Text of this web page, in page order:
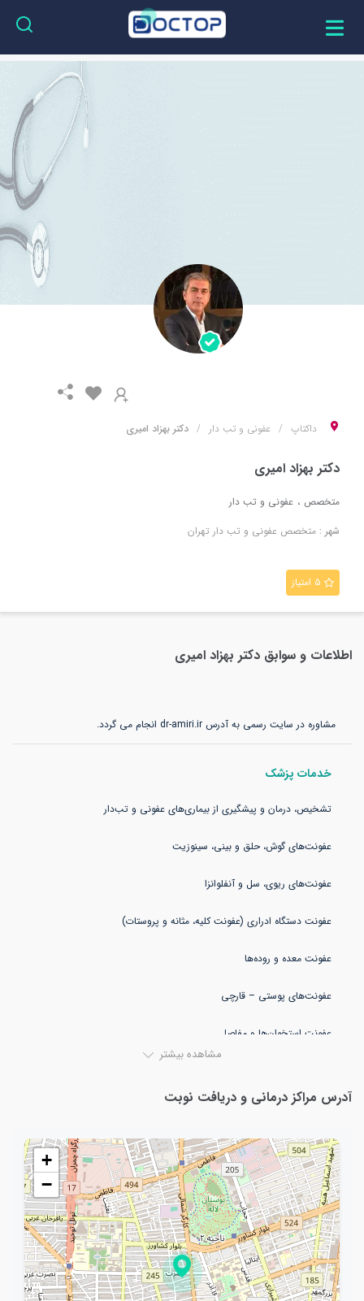
داکتاپ عفونی و تب دار دکتر بهزاد امیری
دکتر بهزاد امیری
متخصص
عفونی و تب دار
شهر : متخصص عفونی و تب دار تهران
۵ امتیاز
اطلاعات و سوابق دکتر بهزاد امیری
مشاوره در سایت رسمی به آدرس dr-amiri.ir انجام می گردد.
خدمات پزشک
(STI) (بیماری‌های منتقله از راه جنسی – آمیزشی)(سوزاک، سیفلیس و زگیل
مشاهده بیشتر
آدرس مراکز درمانی و دریافت نوبت
+
−